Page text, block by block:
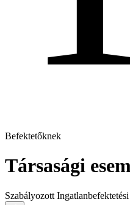
Befektetőknek
Társasági
Szabályozott